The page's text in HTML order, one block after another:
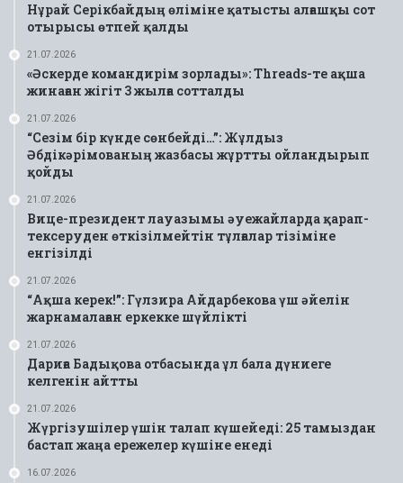
Нұрай Серікбайдың өліміне қатысты алғашқы сот
отырысы өтпей қалды
21.07.2026
«Әскерде командирім зорлады»: Threads-те ақша
жинаған жігіт 3 жылға сотталды
21.07.2026
“Сезім бір күнде сөнбейді…”: Жұлдыз
Әбдікәрімованың жазбасы жұртты ойландырып
қойды
21.07.2026
Вице-президент лауазымы әуежайларда қарап-
тексеруден өткізілмейтін тұлғалар тізіміне
енгізілді
21.07.2026
“Ақша керек!”: Гүлзира Айдарбекова үш әйелін
жарнамалаған еркекке шүйлікті
21.07.2026
Дариға Бадықова отбасында ұл бала дүниеге
келгенін айтты
21.07.2026
Жүргізушілер үшін талап күшейеді: 25 тамыздан
бастап жаңа ережелер күшіне енеді
16.07.2026